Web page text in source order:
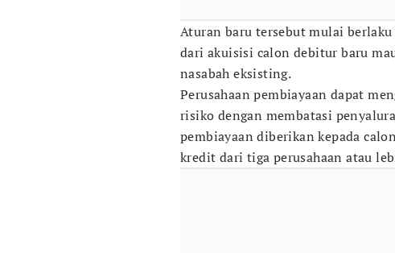
Aturan baru tersebut mulai
dari akuisisi calon debitur baru
nasabah eksisting.
Perusahaan pembiayaan dapat
risiko dengan membatasi
pembiayaan diberikan kepada
kredit dari tiga perusahaan atau